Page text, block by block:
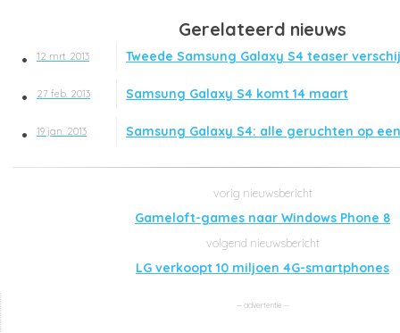
Gerelateerd nieuws
12 mrt. 2013 Tweede Samsung Galaxy S4 teaser
27 feb. 2013 Samsung Galaxy S4 komt 14 maart
19 jan. 2013 Samsung Galaxy S4: alle geruchten op
Gameloft-games naar Windows Phone 8
LG verkoopt 10 miljoen 4G-smartphones